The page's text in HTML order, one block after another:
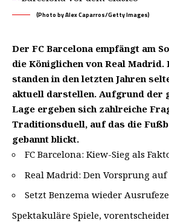
(Photo by Alex Caparros/Getty Images)
Der FC Barcelona empfängt am
die Königlichen von Real Madrid.
standen in den letzten Jahren
aktuell darstellen. Aufgrund der
Lage ergeben sich zahlreiche
Traditionsduell, auf das die
gebannt blickt.
FC Barcelona: Kiew-Sieg als
Real Madrid: Den Vorsprung auf
Setzt Benzema wieder
Spektakuläre Spiele,